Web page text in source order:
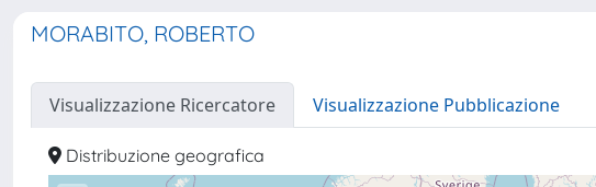
MORABITO, ROBERTO
Visualizzazione Ricercatore Visualizzazione Pubblicazione
Distribuzione geografica